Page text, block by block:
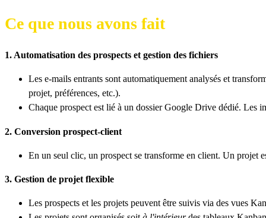
Ce que nous avons fait
1. Automatisation des prospects et gestion des fichiers
Les e-mails entrants sont automatiquement analysés et
projet, préférences, etc.).
Chaque prospect est lié à un dossier Google Drive dédié. Les
2. Conversion prospect-client
En un seul clic, un prospect se transforme en client. Un projet
3. Gestion de projet flexible
Les prospects et les projets peuvent être suivis via des vues